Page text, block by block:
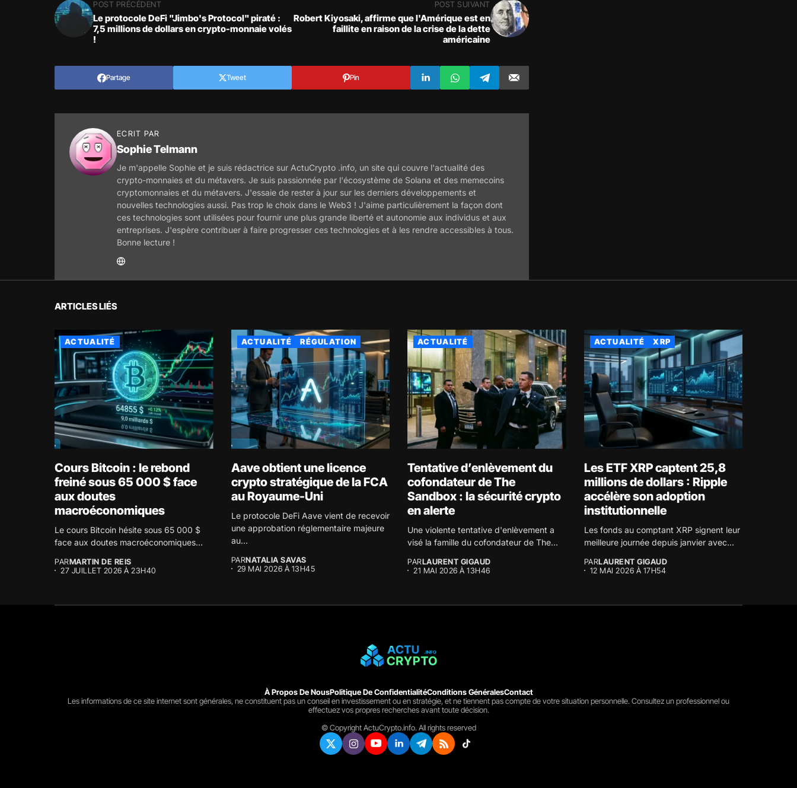
POST PRÉCÉDENT
Le protocole DeFi "Jimbo's Protocol" piraté :
7,5 millions de dollars en crypto-monnaie volés
!
POST SUIVANT
Robert Kiyosaki, affirme que l'Amérique est en
faillite en raison de la crise de la dette
américaine
Partage Tweet Pin
ECRIT PAR
Sophie Telmann
Je m'appelle Sophie et je suis rédactrice sur ActuCrypto .info, un site qui couvre l'actualité des
crypto-monnaies et du métavers. Je suis passionnée par l'écosystème de Solana et des memecoins
cryptomonnaies et du métavers. J'essaie de rester à jour sur les derniers développements et
nouvelles technologies aussi. Pas trop le choix dans le Web3 ! J'aime particulièrement la façon dont
ces technologies sont utilisées pour fournir une plus grande liberté et autonomie aux individus et aux
entreprises. J'espère contribuer à faire progresser ces technologies et à les rendre accessibles à tous.
Bonne lecture !
ARTICLES LIÉS
ACTUALITÉ
Cours Bitcoin : le rebond
freiné sous 65 000 $ face
aux doutes
macroéconomiques
Le cours Bitcoin hésite sous 65 000 $
face aux doutes macroéconomiques...
PARMARTIN DE REIS
27 JUILLET 2026 À 23H40
ACTUALITÉ RÉGULATION
Aave obtient une licence
crypto stratégique de la FCA
au Royaume-Uni
Le protocole DeFi Aave vient de recevoir
une approbation réglementaire majeure
au...
PARNATALIA SAVAS
29 MAI 2026 À 13H45
ACTUALITÉ
Tentative d’enlèvement du
cofondateur de The
Sandbox : la sécurité crypto
en alerte
Une violente tentative d'enlèvement a
visé la famille du cofondateur de The...
PARLAURENT GIGAUD
21 MAI 2026 À 13H46
ACTUALITÉ XRP
Les ETF XRP captent 25,8
millions de dollars : Ripple
accélère son adoption
institutionnelle
Les fonds au comptant XRP signent leur
meilleure journée depuis janvier avec...
PARLAURENT GIGAUD
12 MAI 2026 À 17H54
À Propos De NousPolitique De ConfidentialitéConditions GénéralesContact
Les informations de ce site internet sont générales, ne constituent pas un conseil en investissement ou en stratégie, et ne tiennent pas compte de votre situation personnelle. Consultez un professionnel ou
effectuez vos propres recherches avant toute décision.
© Copyright ActuCrypto.info. All rights reserved